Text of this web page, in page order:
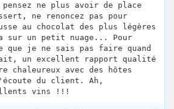
ne plus avoir de place
ne renoncez pas pour
au chocolat des plus légères
sur un petit nuage... Pour
que je ne sais pas faire quand
un excellent rapport qualité
chaleureux avec des hôtes
du client. Ah,
vins !!!